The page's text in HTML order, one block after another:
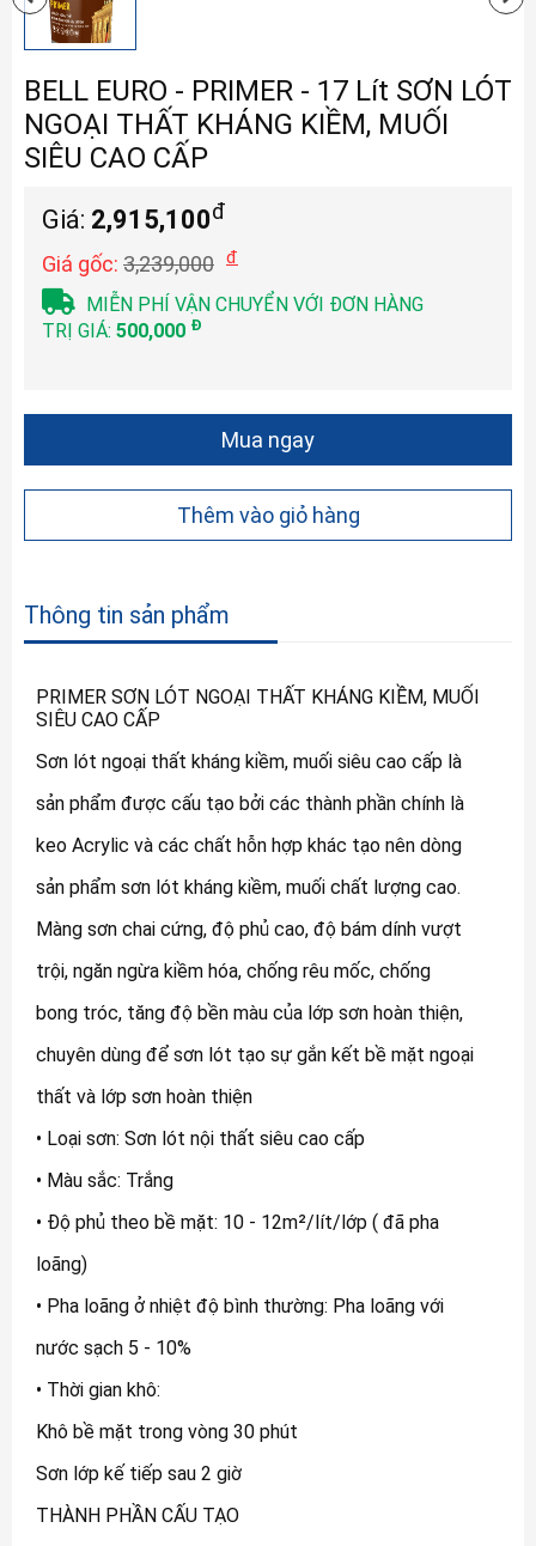
BELL EURO - PRIMER - 17 Lít SƠN LÓT
NGOẠI THẤT KHÁNG KIỀM, MUỐI
SIÊU CAO CẤP
Giá: 2,915,100đ
Giá gốc: 3,239,000 đ
MIỄN PHÍ VẬN CHUYỂN VỚI ĐƠN HÀNG
TRỊ GIÁ: 500,000 Đ
Mua ngay
Thêm vào giỏ hàng
Thông tin sản phẩm
PRIMER SƠN LÓT NGOẠI THẤT KHÁNG KIỀM, MUỐI
SIÊU CAO CẤP
Sơn lót ngoại thất kháng kiềm, muối siêu cao cấp là
sản phẩm được cấu tạo bởi các thành phần chính là
keo Acrylic và các chất hỗn hợp khác tạo nên dòng
sản phẩm sơn lót kháng kiềm, muối chất lượng cao.
Màng sơn chai cứng, độ phủ cao, độ bám dính vượt
trội, ngăn ngừa kiềm hóa, chống rêu mốc, chống
bong tróc, tăng độ bền màu của lớp sơn hoàn thiện,
chuyên dùng để sơn lót tạo sự gắn kết bề mặt ngoại
thất và lớp sơn hoàn thiện
• Loại sơn: Sơn lót nội thất siêu cao cấp
• Màu sắc: Trắng
• Độ phủ theo bề mặt: 10 - 12m²/lít/lớp ( đã pha
loãng)
• Pha loãng ở nhiệt độ bình thường: Pha loãng với
nước sạch 5 - 10%
• Thời gian khô:
Khô bề mặt trong vòng 30 phút
Sơn lớp kế tiếp sau 2 giờ
THÀNH PHẦN CẤU TẠO